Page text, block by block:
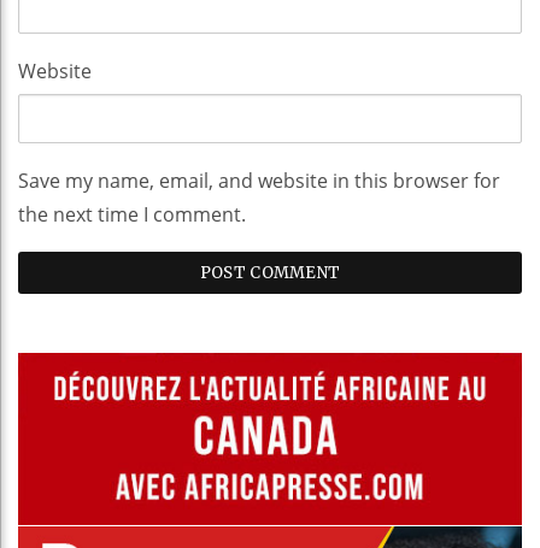
Website
Save my name, email, and website in this browser for
the next time I comment.